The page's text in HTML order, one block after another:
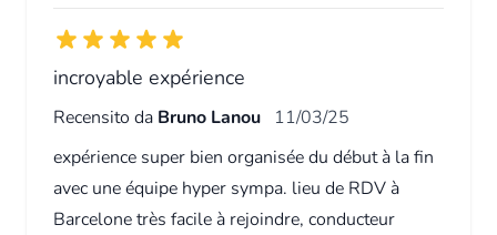
incroyable expérience
Recensito da Bruno Lanou
11/03/25
expérience super bien organisée du début à la fin
avec une équipe hyper sympa. lieu de RDV à
Barcelone très facile à rejoindre, conducteur